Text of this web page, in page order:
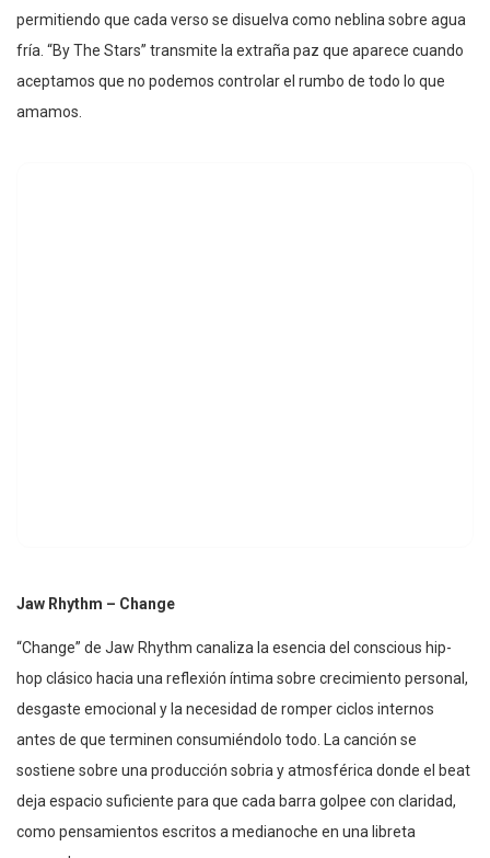
permitiendo que cada verso se disuelva como neblina sobre agua
fría. “By The Stars” transmite la extraña paz que aparece cuando
aceptamos que no podemos controlar el rumbo de todo lo que
amamos.
Jaw Rhythm – Change
“Change” de Jaw Rhythm canaliza la esencia del conscious hip-
hop clásico hacia una reflexión íntima sobre crecimiento personal,
desgaste emocional y la necesidad de romper ciclos internos
antes de que terminen consumiéndolo todo. La canción se
sostiene sobre una producción sobria y atmosférica donde el beat
deja espacio suficiente para que cada barra golpee con claridad,
como pensamientos escritos a medianoche en una libreta